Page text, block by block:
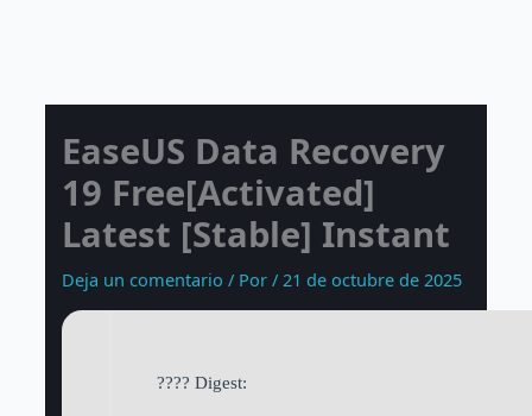
contenido
EaseUS Data Recovery
19 Free[Activated]
Latest [Stable] Instant
Deja un comentario / Por/21 de octubre de 2025
???? Digest: